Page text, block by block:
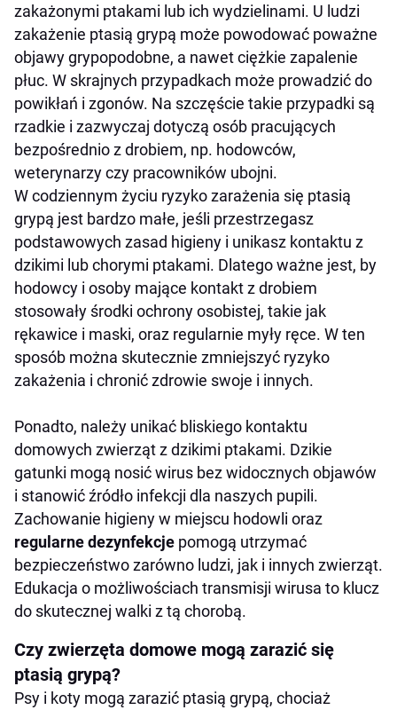
zakażonymi ptakami lub ich wydzielinami. U ludzi
zakażenie ptasią grypą może powodować poważne
objawy grypopodobne, a nawet ciężkie zapalenie
płuc. W skrajnych przypadkach może prowadzić do
powikłań i zgonów. Na szczęście takie przypadki są
rzadkie i zazwyczaj dotyczą osób pracujących
bezpośrednio z drobiem, np. hodowców,
weterynarzy czy pracowników ubojni.
W codziennym życiu ryzyko zarażenia się ptasią
grypą jest bardzo małe, jeśli przestrzegasz
podstawowych zasad higieny i unikasz kontaktu z
dzikimi lub chorymi ptakami. Dlatego ważne jest, by
hodowcy i osoby mające kontakt z drobiem
stosowały środki ochrony osobistej, takie jak
rękawice i maski, oraz regularnie myły ręce. W ten
sposób można skutecznie zmniejszyć ryzyko
zakażenia i chronić zdrowie swoje i innych.
Ponadto, należy unikać bliskiego kontaktu
domowych zwierząt z dzikimi ptakami. Dzikie
gatunki mogą nosić wirus bez widocznych objawów
i stanowić źródło infekcji dla naszych pupili.
Zachowanie higieny w miejscu hodowli oraz
regularne dezynfekcje pomogą utrzymać
bezpieczeństwo zarówno ludzi, jak i innych zwierząt.
Edukacja o możliwościach transmisji wirusa to klucz
do skutecznej walki z tą chorobą.
Czy zwierzęta domowe mogą zarazić się
ptasią grypą?
Psy i koty mogą zarazić ptasią grypą, chociaż